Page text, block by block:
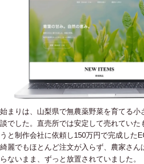
始まりは、山梨県で無農薬野菜を育てる小
談でした。直売所では安定して売れていた
うと制作会社に依頼し150万円で完成した
綺麗でもほとんど注文が入らず、農家さん
らないまま、ずっと放置されていました。